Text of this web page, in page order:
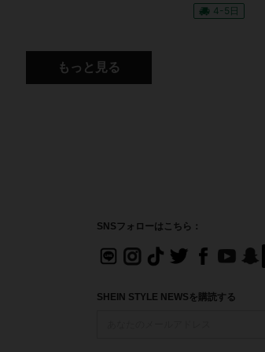
4-5日
もっと見る
SNSフォローはこちら：
SHEIN STYLE NEWSを購読する